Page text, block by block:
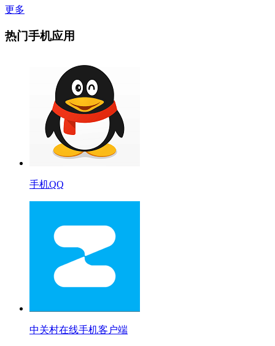
更多
热门手机应用
手机QQ
中关村在线手机客户端